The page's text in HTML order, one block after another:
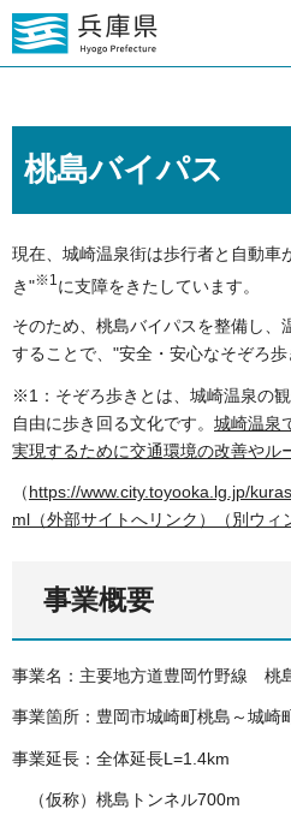
桃島バイパス
現在、城崎温泉街は歩行者と自動車
き"※1 に支障をきたしています。
そのため、桃島バイパスを整備し、
することで、"安全・安心なそぞろ歩
※1：そぞろ歩きとは、城崎温泉の
自由に歩き回る文化です。 城崎温泉
実現するために交通環境の改善やル
（https://www.city.toyooka.lg.jp/
ml（外部サイトへリンク）（別ウィ
事業概要
事業名：主要地方道豊岡竹野線 桃
事業箇所：豊岡市城崎町桃島～城崎
事業延長：全体延長L=1.4km
（仮称）桃島トンネル700m